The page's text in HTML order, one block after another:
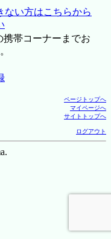
ない方はこちらから
帯コーナーまでお
ページトップへ
マイページへ
サイトトップへ
ログアウト